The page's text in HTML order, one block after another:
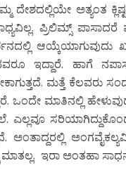
ದೇಶದಲ್ಲಿಯೇ ಅತ್ಯಂತ
ಪ್ರಿಲಿಮ್ಸ್ ಪಾಸಾದರೆ
ಆಯ್ಕೆಯಾಗುವುದು
ಇದ್ದಾರೆ. ಹಾಗೆ
ಮತ್ತೆ ಕೆಲವರು
ಒಂದೇ ಮಾತಿನಲ್ಲಿ
ಎಲ್ಲವೂ
ಅಂತಾದ್ದರಲ್ಲಿ
ಇರಾ ಅಂತಹಾ